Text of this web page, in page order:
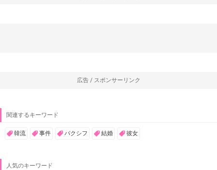
広告 / スポンサーリンク
関連するキーワード
韓流 事件 パクシフ 結婚 彼女
人気のキーワード